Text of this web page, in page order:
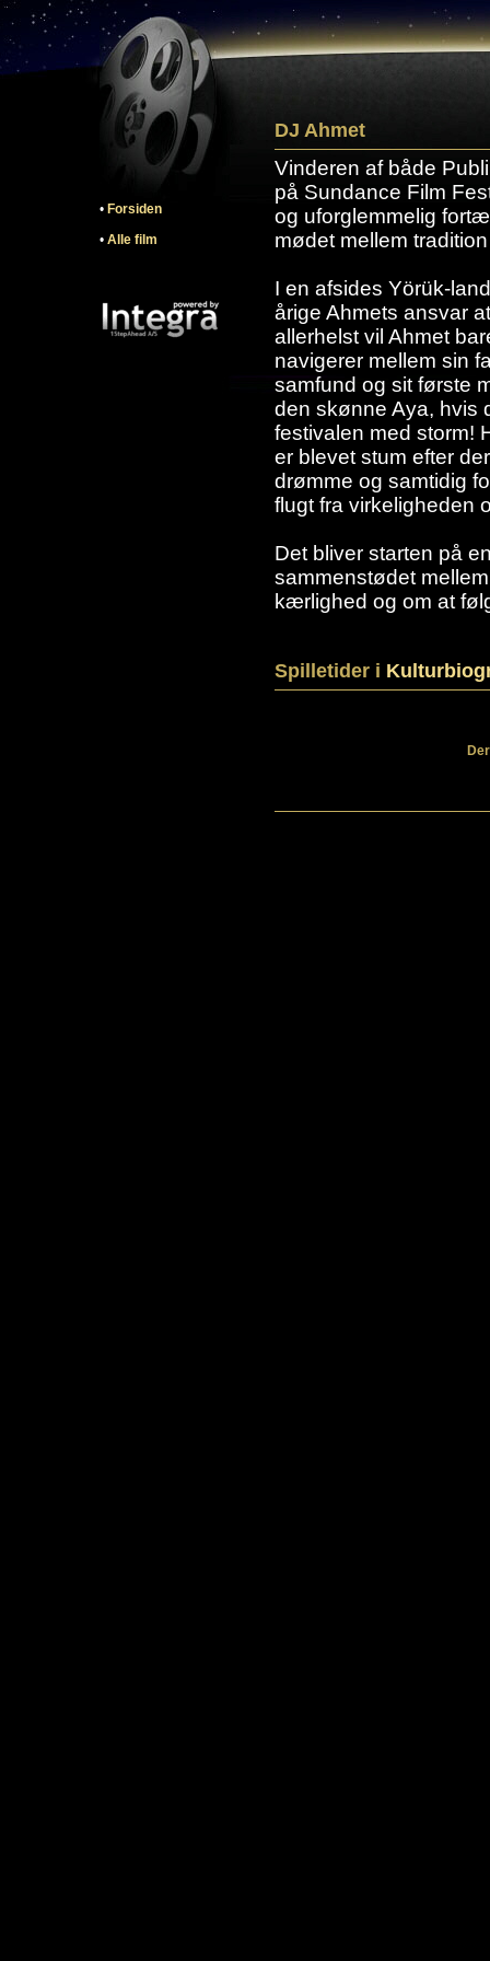
• Forsiden
• Alle film
DJ Ahmet
Vinderen af både
på Sundance Film
og uforglemmelig
mødet mellem
I en afsides Yörük-
årige Ahmets ansvar
allerhelst vil Ahmet
navigerer mellem sin
samfund og sit første
den skønne Aya, hvis
festivalen med storm!
er blevet stum efter
drømme og samtidig
flugt fra virkeligheden
Det bliver starten på
sammenstødet
kærlighed og om at
Spilletider i